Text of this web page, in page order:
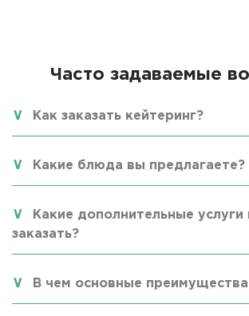
Часто задаваемые
Как заказать кейтеринг?
Какие блюда вы предлагаете?
Какие дополнительные
заказать?
В чем основные преимущества